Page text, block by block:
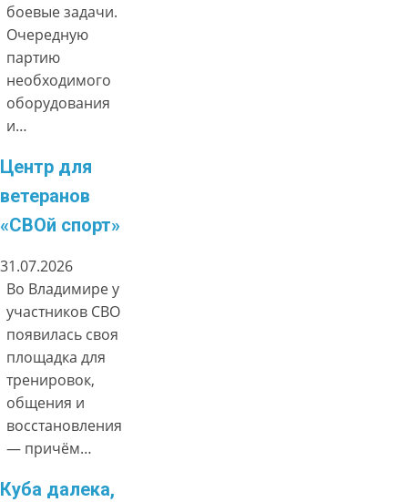
боевые задачи.
Очередную
партию
необходимого
оборудования
и…
Центр для
ветеранов
«СВОй спорт»
31.07.2026
Во Владимире у
участников СВО
появилась своя
площадка для
тренировок,
общения и
восстановления
— причём…
Куба далека,